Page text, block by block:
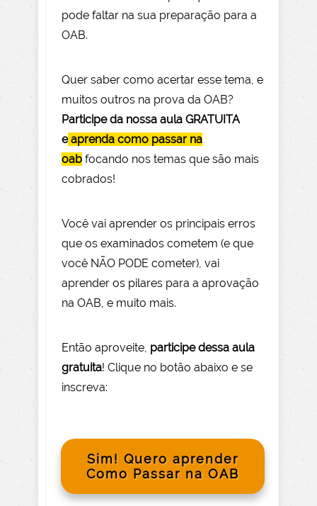
pode faltar na sua preparação para a
OAB.
Quer saber como acertar esse tema, e
muitos outros na prova da OAB?
Participe da nossa aula GRATUITA
e aprenda como passar na
oab focando nos temas que são mais
cobrados!
Você vai aprender os principais erros
que os examinados cometem (e que
você NÃO PODE cometer), vai
aprender os pilares para a aprovação
na OAB, e muito mais.
Então aproveite, participe dessa aula
gratuita! Clique no botão abaixo e se
inscreva:
Sim! Quero aprender
Como Passar na OAB